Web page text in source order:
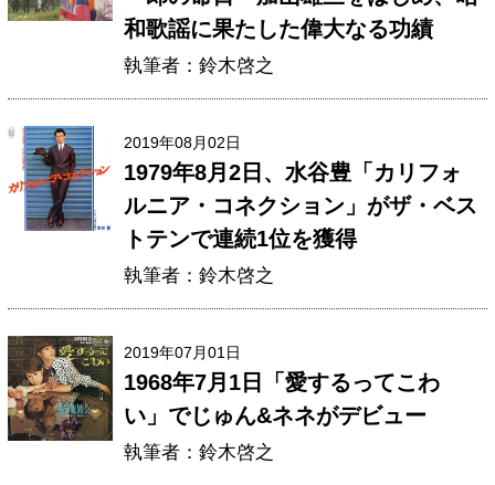
和歌謡に果たした偉大なる功績
執筆者：鈴木啓之
2019年08月02日
1979年8月2日、水谷豊「カリフォ
ルニア・コネクション」がザ・ベス
トテンで連続1位を獲得
執筆者：鈴木啓之
2019年07月01日
1968年7月1日「愛するってこわ
い」でじゅん&ネネがデビュー
執筆者：鈴木啓之